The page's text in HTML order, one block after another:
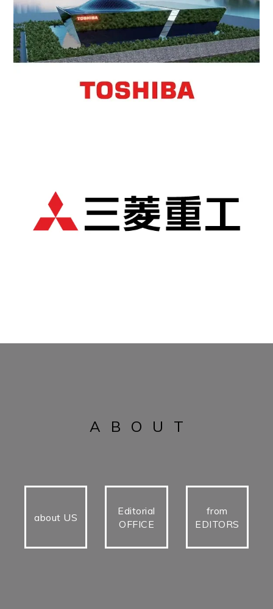
ABOUT
about US
Editorial
OFFICE
from
EDITORS